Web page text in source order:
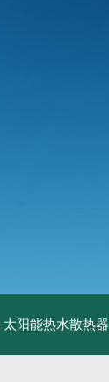
太阳能热水散热器